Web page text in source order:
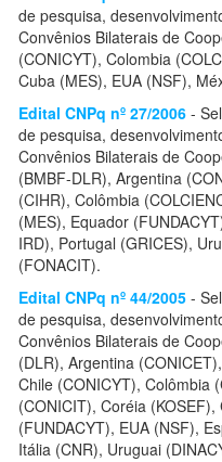
de pesquisa,
Convênios Bilaterais de
(CONICYT), Colombia
Cuba (MES), EUA (NSF),
Edital CNPq nº 27/2006 -
de pesquisa,
Convênios Bilaterais de
(BMBF-DLR), Argentina
(CIHR), Colômbia
(MES), Equador
IRD), Portugal (GRICES),
(FONACIT).
Edital CNPq nº 44/2005 -
de pesquisa,
Convênios Bilaterais de
(DLR), Argentina
Chile (CONICYT), Colômbia
(CONICIT), Coréia
(FUNDACYT), EUA (NSF),
Itália (CNR), Uruguai